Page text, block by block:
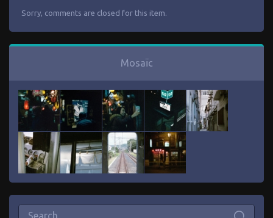
Sorry, comments are closed for this item.
Mosaïc